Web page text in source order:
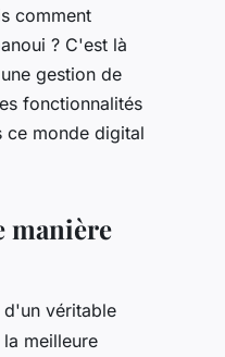
comment
? C'est là
gestion de
fonctionnalités
ce monde digital
manière
d'un véritable
meilleure